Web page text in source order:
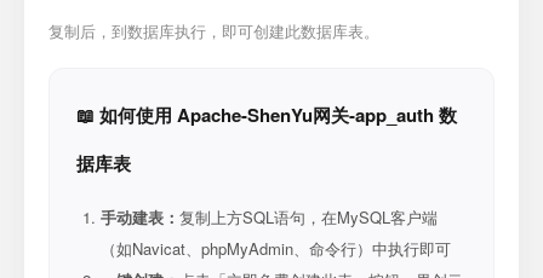
复制后，到数据库执行，即可创建此数据库表。
📖 如何使用 Apache-ShenYu网关-app_auth 数
据库表
手动建表： 复制上方SQL语句，在MySQL客户端
（如Navicat、phpMyAdmin、命令行）中执行即可